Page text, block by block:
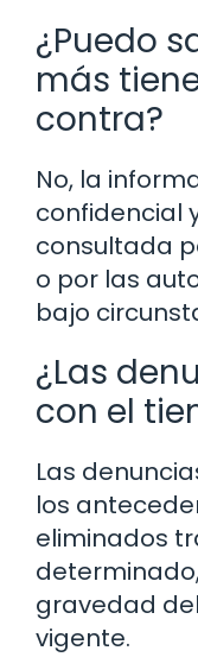
¿Puedo
más
contra?
No, la
confidencial
consultada
o por las
bajo
¿Las
con el
Las
los
eliminados
gravedad
vigente.